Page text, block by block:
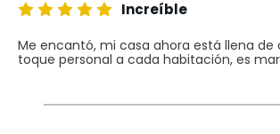
Increíble
Me encantó, mi casa ahora está llena de
toque personal a cada habitación, es